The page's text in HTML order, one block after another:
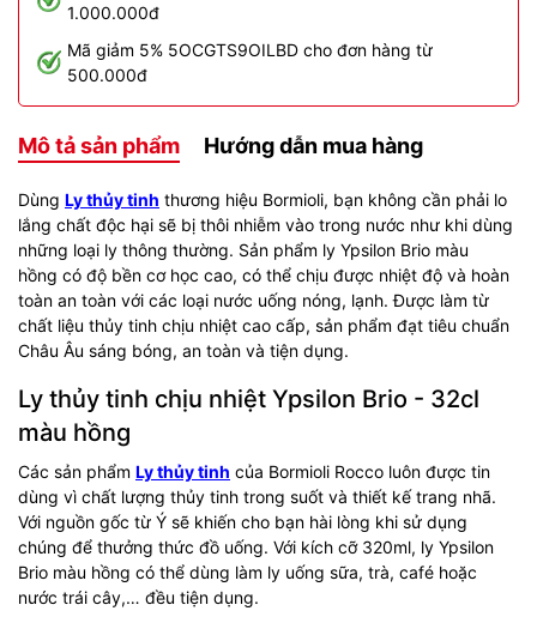
1.000.000đ
Mã giảm 5% 5OCGTS9OILBD cho đơn hàng từ
500.000đ
Mô tả sản phẩm Hướng dẫn mua hàng
Dùng Ly thủy tinh thương hiệu Bormioli, bạn không cần phải lo
lắng chất độc hại sẽ bị thôi nhiễm vào trong nước như khi dùng
những loại ly thông thường. Sản phẩm ly Ypsilon Brio màu
hồng có độ bền cơ học cao, có thể chịu được nhiệt độ và hoàn
toàn an toàn với các loại nước uống nóng, lạnh. Được làm từ
chất liệu thủy tinh chịu nhiệt cao cấp, sản phẩm đạt tiêu chuẩn
Châu Âu sáng bóng, an toàn và tiện dụng.
Ly thủy tinh chịu nhiệt Ypsilon Brio - 32cl
màu hồng
Các sản phẩm Ly thủy tinh của Bormioli Rocco luôn được tin
dùng vì chất lượng thủy tinh trong suốt và thiết kế trang nhã.
Với nguồn gốc từ Ý sẽ khiến cho bạn hài lòng khi sử dụng
chúng để thưởng thức đồ uống. Với kích cỡ 320ml, ly Ypsilon
Brio màu hồng có thể dùng làm ly uống sữa, trà, café hoặc
nước trái cây,… đều tiện dụng.